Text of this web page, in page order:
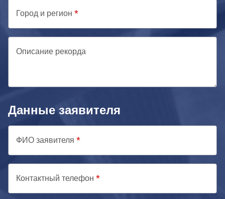
Город и регион
Описание рекорда
Данные заявителя
ФИО заявителя
Контактный телефон